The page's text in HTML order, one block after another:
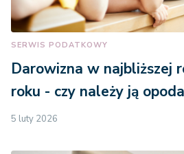
SERWIS PODATKOWY
Darowizna w najbliższej
roku - czy należy ją
5 luty 2026